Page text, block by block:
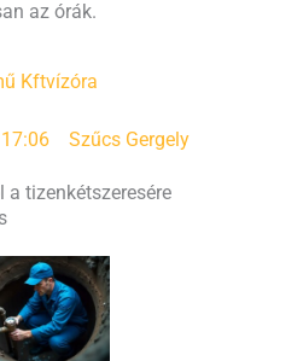
az órák.
Kftvízóra
Szűcs Gergely
a tizenkétszeresére